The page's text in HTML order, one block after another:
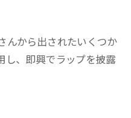
んから出されたいくつか
し、即興でラップを披露